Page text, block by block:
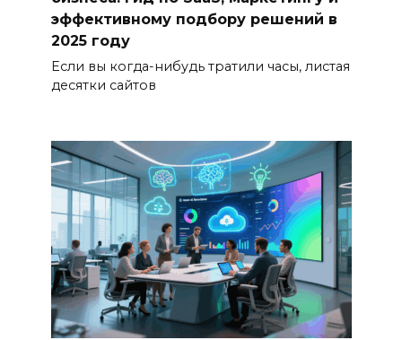
эффективному подбору решений в
2025 году
Если вы когда-нибудь тратили часы, листая
десятки сайтов